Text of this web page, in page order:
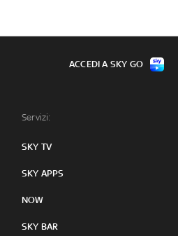
Servizi:
SKY TV
SKY APPS
NOW
SKY BAR
ACCEDI A SKY GO